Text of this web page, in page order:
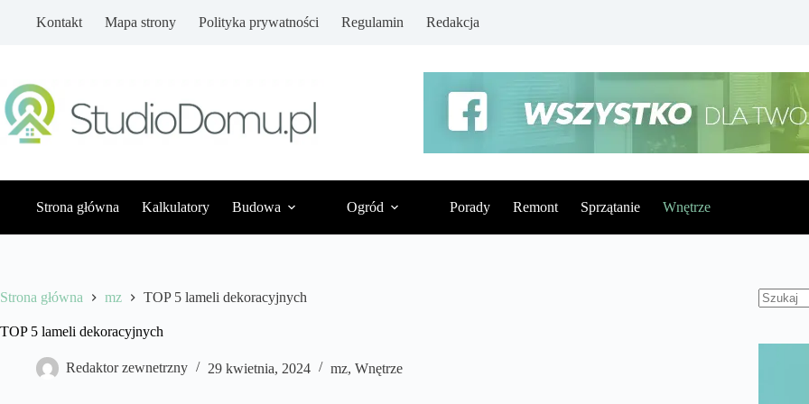
Kontakt Mapa strony Polityka prywatności Regulamin Redakcja
Strona główna Kalkulatory Budowa Ogród Porady Remont Sprzątanie Wnętrze
Strona główna mz TOP 5 lameli dekoracyjnych
TOP 5 lameli dekoracyjnych
Redaktor zewnetrzny 29 kwietnia, 2024 mz, Wnętrze